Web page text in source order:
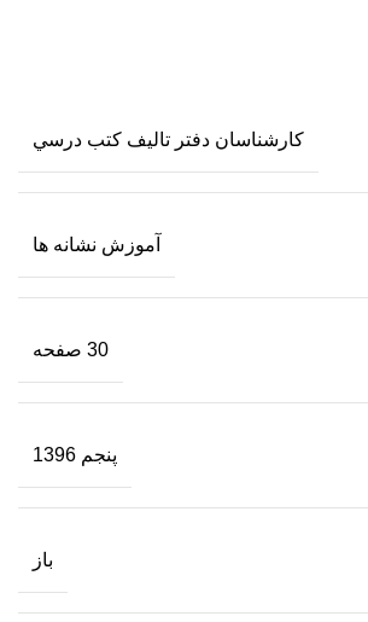
كارشناسان دفتر تاليف كتب درسي
آموزش نشانه ها
30 صفحه
پنجم 1396
باز